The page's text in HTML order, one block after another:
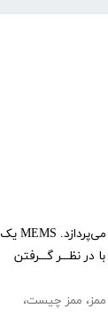
کتاب ریز فناوری‌ها برگرفته از اعصاب مغز انسان نوشته‌ی افشین رشید ، به مبحث MEMS‌ها می‌پردازد. MEMS یک
نظـــر گـــرفتن
ممز، ممز چیست،